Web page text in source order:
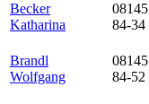
Becker
Katharina
08145
84-34
Brandl
Wolfgang
08145
84-52